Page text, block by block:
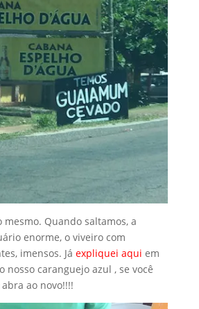
mesmo. Quando saltamos, a
enorme, o viveiro com
imensos. Já expliquei aqui em
nosso caranguejo azul , se você
ao novo!!!!